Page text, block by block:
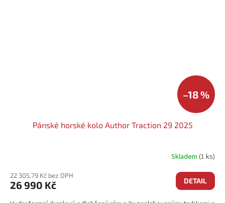
–18 %
Pánské horské kolo Author Traction 29 2025
Skladem (1 ks)
22 305,79 Kč bez DPH
26 990 Kč DETAIL